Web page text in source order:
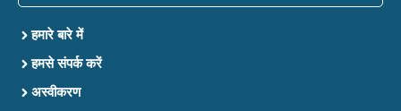
हमारे बारे में
हमसे संपर्क करें
अस्वीकरण